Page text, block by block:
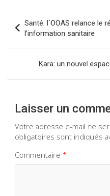
o
o
k
A
p
p
a
m
de
l’article
Santé: l´OOAS relance le
l’information sanitaire
Kara: un nouvel
Laisser un
Votre adresse e-mail ne
obligatoires sont indiqués
Commentaire *